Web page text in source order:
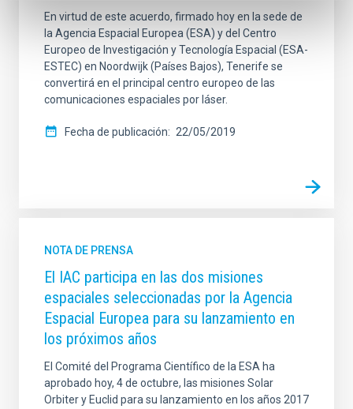
En virtud de este acuerdo, firmado hoy en la sede de
la Agencia Espacial Europea (ESA) y del Centro
Europeo de Investigación y Tecnología Espacial (ESA-
ESTEC) en Noordwijk (Países Bajos), Tenerife se
convertirá en el principal centro europeo de las
comunicaciones espaciales por láser.
Fecha de publicación 22/05/2019
NOTA DE PRENSA
El IAC participa en las dos misiones
espaciales seleccionadas por la Agencia
Espacial Europea para su lanzamiento en
los próximos años
El Comité del Programa Científico de la ESA ha
aprobado hoy, 4 de octubre, las misiones Solar
Orbiter y Euclid para su lanzamiento en los años 2017